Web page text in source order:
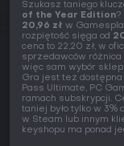
Szukasz taniego
of the Year Edition?
20,96 zł w
rozpiętość sięga od
cena to 22,20 zł, w
sprzedawców
więc sam wybór
Gra jest też dostępna
Pass Ultimate, PC
ramach subskrypcji.
taniej było tylko w 3%
w Steam lub innym
keyshopu ma ponad